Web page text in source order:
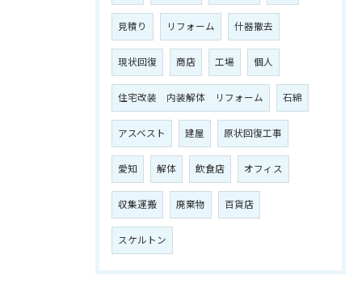
見積り リフォーム 什器撤去
現状回復 商店 工場 個人
住宅改装 内装解体 リフォーム 石綿
アスベスト 建屋 原状回復工事
愛知 解体 飲食店 オフィス
収集運搬 廃棄物 百貨店
スケルトン